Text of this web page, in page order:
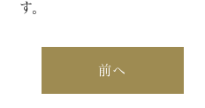
す。
前へ